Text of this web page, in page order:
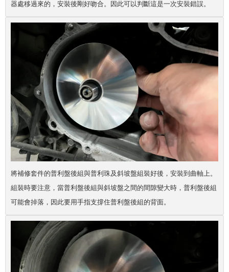
器處移過來的，安裝後剛好吻合。因此可以判斷這是一次安裝錯誤。
將補修套件的普利盤後組與普利珠及斜坡盤組裝好後，安裝到曲軸上。
組裝時要注意，當普利盤後組與斜坡盤之間的間隙變大時，普利盤後組
可能會掉落，因此要用手指支撐住普利盤後組的背面。